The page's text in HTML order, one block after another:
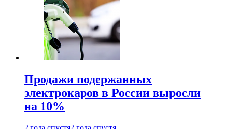
Продажи подержанных
электрокаров в России выросли
на 10%